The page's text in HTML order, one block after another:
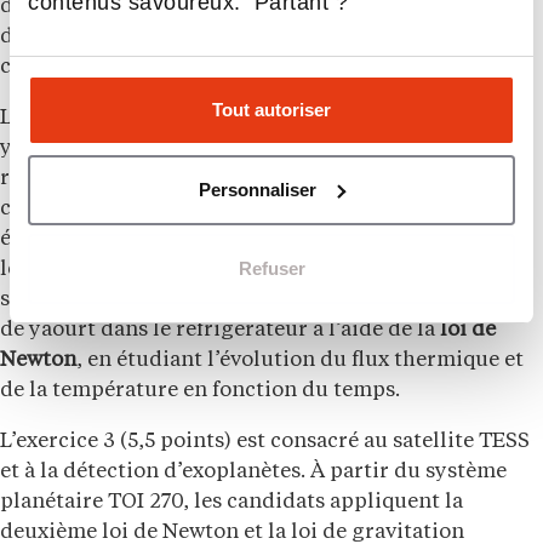
Tout autoriser
Personnaliser
Refuser
données de solubilité pour le choix d’un solvant
d’extraction, et l’analyse d’un chromatogramme sur
couche mince.
L’exercice 2 (5,5 points) porte sur la fabrication de
yaourts maison dans une yaourtière. Les candidats
réalisent un bilan d’énergie thermique lors du
chauffage du système, estiment la durée de chaque
étape, calculent le coût de fabrication d’un yaourt et
le comparent au prix en grande distribution. La
seconde partie modélise le refroidissement d’un pot
de yaourt dans le réfrigérateur à l’aide de laloi de
Newton, en étudiant l’évolution du flux thermique et
de la température en fonction du temps.
L’exercice 3 (5,5 points) est consacré au satellite TESS
et à la détection d’exoplanètes. À partir du système
planétaire TOI 270, les candidats appliquent la
deuxième loi de Newton et la loi de gravitation